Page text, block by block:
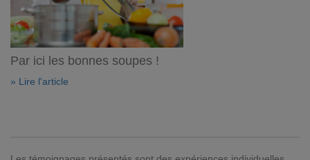
Par ici les bonnes soupes !
» Lire l'article